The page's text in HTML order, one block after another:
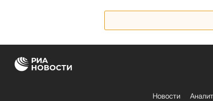
Новости